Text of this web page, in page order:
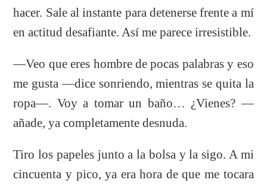
hacer. Sale al instante para detenerse frente a mí
en actitud desafiante. Así me parece irresistible.
—Veo que eres hombre de pocas palabras y eso
me gusta —dice sonriendo, mientras se quita la
ropa—. Voy a tomar un baño… ¿Vienes? —
añade, ya completamente desnuda.
Tiro los papeles junto a la bolsa y la sigo. A mi
cincuenta y pico, ya era hora de que me tocara